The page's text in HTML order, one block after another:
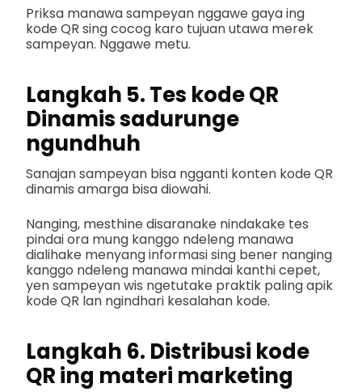
Priksa manawa sampeyan nggawe gaya ing
kode QR sing cocog karo tujuan utawa merek
sampeyan. Nggawe metu.
Langkah 5. Tes kode QR
Dinamis sadurunge
ngundhuh
Sanajan sampeyan bisa ngganti konten kode QR
dinamis amarga bisa diowahi.
Nanging, mesthine disaranake nindakake tes
pindai ora mung kanggo ndeleng manawa
dialihake menyang informasi sing bener nanging
kanggo ndeleng manawa mindai kanthi cepet,
yen sampeyan wis ngetutake praktik paling apik
kode QR lan ngindhari kesalahan kode.
Langkah 6. Distribusi kode
QR ing materi marketing